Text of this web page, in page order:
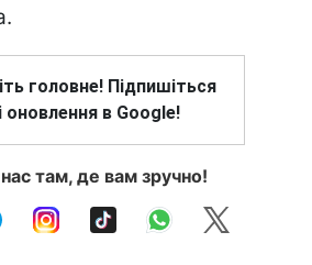
головне! Підпишіться
оновлення в Google!
там, де вам зручно!